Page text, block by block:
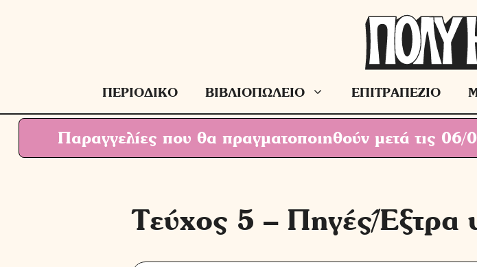
ΠΕΡΙΟΔΙΚΟ ΒΙΒΛΙΟΠΩΛΕΙΟ ΕΠΙΤΡΑΠΕΖΙΟ
Παραγγελίες που θα πραγματοποιηθούν μετά τις
Τεύχος 5 – Πηγές/Έξτρα